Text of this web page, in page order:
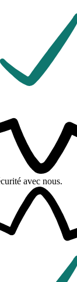
avec nous.